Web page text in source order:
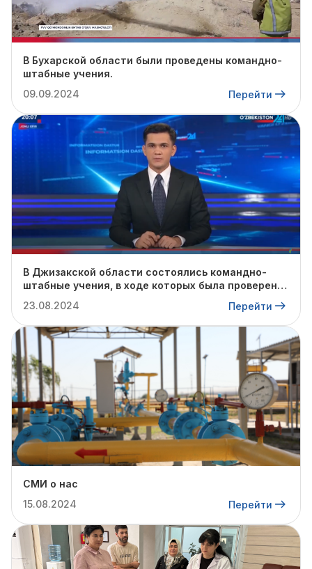
В Бухарской области были проведены командно-
штабные учения.
09.09.2024
Перейти
В Джизакской области состоялись командно-
штабные учения, в ходе которых была проверена
осенне-зимнему сезону.
23.08.2024 Перейти
СМИ о нас
15.08.2024
Перейти